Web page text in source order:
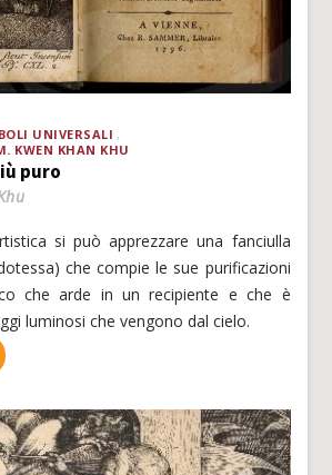
UNIVERSALI
KWEN KHAN KHU
puro
si può apprezzare una fanciulla
che compie le sue purificazioni
che arde in un recipiente e che è
luminosi che vengono dal cielo.